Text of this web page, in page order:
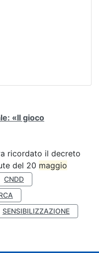
«Il gioco
ricordato il decreto
del 20 maggio
CNDD
SENSIBILIZZAZIONE